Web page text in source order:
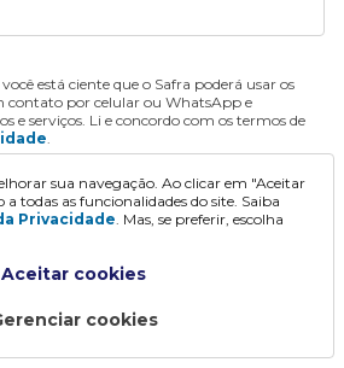
está ciente que o Safra poderá usar os
contato por celular ou WhatsApp e
e serviços. Li e concordo com os termos de
.
Continuar
sua navegação. Ao clicar em "Aceitar
a todas as funcionalidades do site. Saiba
Privacidade. Mas, se preferir, escolha
Aceitar cookies
cookies